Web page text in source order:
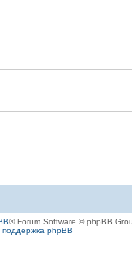
® Forum Software © phpBB
поддержка phpBB